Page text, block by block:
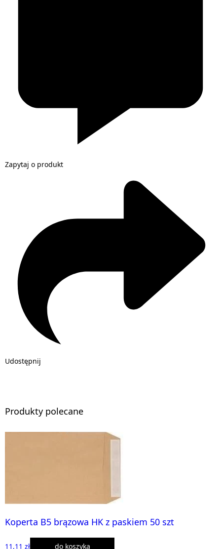
Zapytaj o produkt
Udostępnij
Produkty polecane
Koperta B5 brązowa HK z paskiem 50 szt
11,11 zł do koszyka